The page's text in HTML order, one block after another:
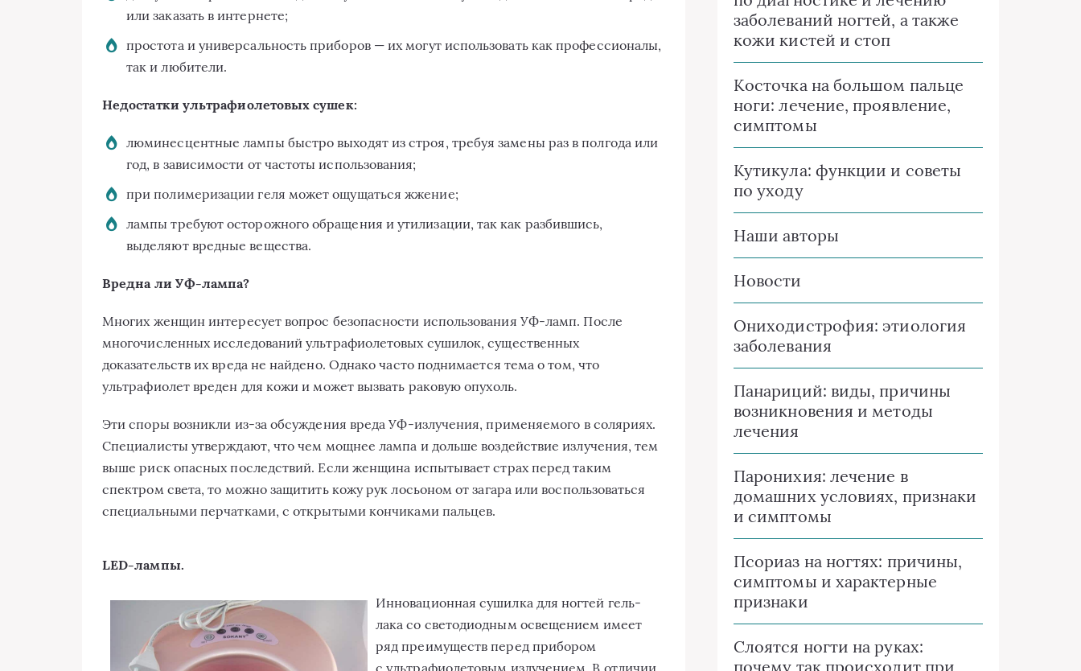
или заказать в интернете;
простота и универсальность приборов — их могут использовать как профессионалы,
так и любители.
Недостатки ультрафиолетовых сушек:
люминесцентные лампы быстро выходят из строя, требуя замены раз в полгода или
год, в зависимости от частоты использования;
при полимеризации геля может ощущаться жжение;
лампы требуют осторожного обращения и утилизации, так как разбившись,
выделяют вредные вещества.
Вредна ли УФ-лампа?
Многих женщин интересует вопрос безопасности использования УФ-ламп. После
многочисленных исследований ультрафиолетовых сушилок, существенных
доказательств их вреда не найдено. Однако часто поднимается тема о том, что
ультрафиолет вреден для кожи и может вызвать раковую опухоль.
Эти споры возникли из-за обсуждения вреда УФ-излучения, применяемого в соляриях.
Специалисты утверждают, что чем мощнее лампа и дольше воздействие излучения, тем
выше риск опасных последствий. Если женщина испытывает страх перед таким
спектром света, то можно защитить кожу рук лосьоном от загара или воспользоваться
специальными перчатками, с открытыми кончиками пальцев.
LED-лампы.
Инновационная сушилка для ногтей гель-
лака со светодиодным освещением имеет
ряд преимуществ перед прибором
с ультрафиолетовым излучением. В отличии
заболеваний ногтей, а также
кожи кистей и стоп
Косточка на большом пальце
ноги: лечение, проявление,
симптомы
Кутикула: функции и советы
по уходу
Наши авторы
Новости
Ониходистрофия: этиология
заболевания
Панариций: виды, причины
возникновения и методы
лечения
Паронихия: лечение в
домашних условиях, признаки
и симптомы
Псориаз на ногтях: причины,
симптомы и характерные
признаки
Слоятся ногти на руках:
почему так происходит при